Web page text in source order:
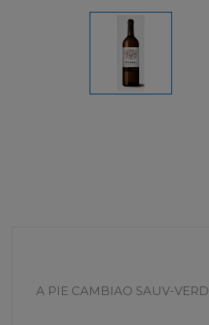
A PIE CAMBIAO SAUV-